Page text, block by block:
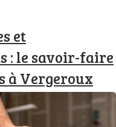
et
: le savoir-faire
à Vergeroux